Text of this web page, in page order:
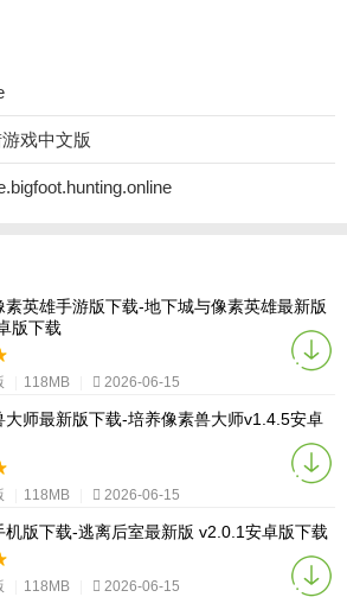
戏中文版
素英雄手游版下载-地下城与像素英雄最新版
版下载
118MB 2026-06-15
大师最新版下载-培养像素兽大师v1.4.5安卓
118MB 2026-06-15
机版下载-逃离后室最新版 v2.0.1安卓版下载
118MB 2026-06-15